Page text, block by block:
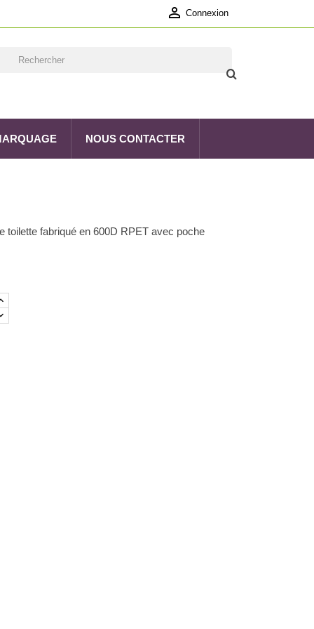
 Connexion
NOUS CONTACTER
toilette fabriqué en 600D RPET avec poche